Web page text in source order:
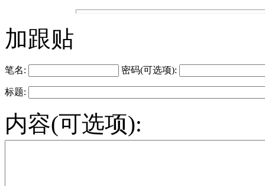
加跟贴
笔名: 密码(可选项):
标题:
内容(可选项):